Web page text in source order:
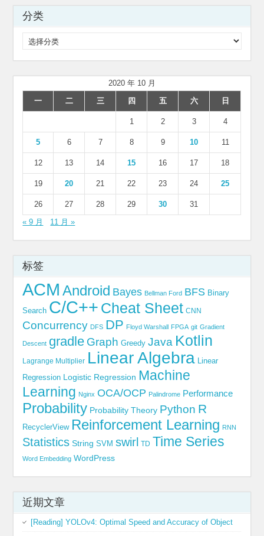
分类
类
2020 年 10 月
一
二 三 四 五 六 日
1 2 3 4
5 6 7 8 9 10 11
12 13 14 15 16 17 18
19 20 21 22 23 24 25
26 27 28 29 30
31
« 9 月
11 月 »
标签
ACM Android Bayes Bellman Ford BFS Binary
Search C/C++ Cheat Sheet CNN
Concurrency DFS DP Floyd Warshall FPGA git Gradient
Descent gradle Graph Greedy Java Kotlin
Lagrange Multiplier Linear Algebra Linear
Regression Logistic Regression Machine
Learning Nginx OCA/OCP Palindrome Performance
Probability Probability Theory Python R
RecyclerView Reinforcement Learning RNN
Statistics String SVM swirl TD Time Series
Word Embedding WordPress
近期文章
[Reading] YOLOv4: Optimal Speed and Accuracy of Object